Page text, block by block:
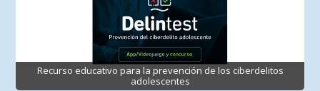
Recurso educativo para la prevención de los ciberdelitos
adolescentes